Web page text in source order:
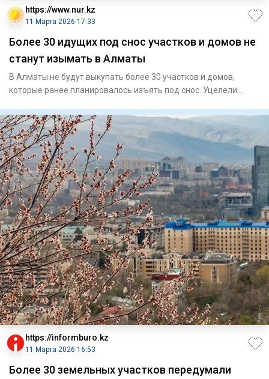
https://www.nur.kz
11 Марта 2026 17:33
Более 30 идущих под снос участков и домов не
станут изымать в Алматы
В Алматы не будут выкупать более 30 участков и домов,
которые ранее планировалось изъять под снос. Уцелели
https://informburo.kz
11 Марта 2026 16:53
Более 30 земельных участков передумали